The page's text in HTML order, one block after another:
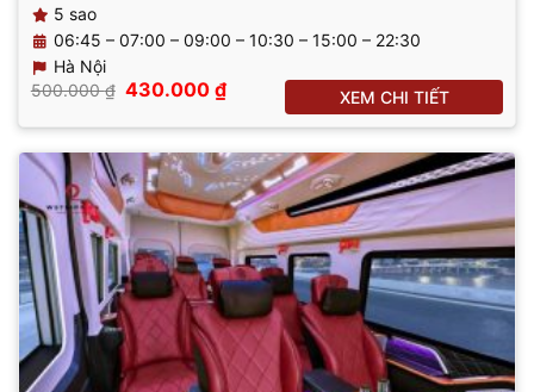
5 sao
06:45 – 07:00 – 09:00 – 10:30 – 15:00 – 22:30
Hà Nội
500.000₫ Giá
là:
430.000 ₫Giá
hiện
tại
430.000 ₫.
XEM CHI TIẾT